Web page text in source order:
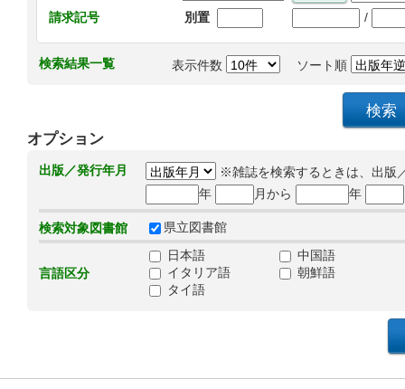
請求記号
別置 /
検索結果一覧 表示件数 ソート順
オプション
出版／発行年月
※雑誌を検索するときは、出版
年
月から 年
検索対象図書館 県立図書館
言語区分
日本語
中国語
イタリア語
朝鮮語
タイ語